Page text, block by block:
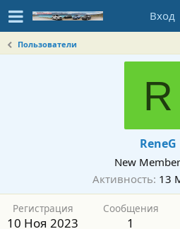
Вход
Пользователи
R
ReneG
New Member
Активность 13
Регистрация
10 Ноя 2023
Сообщения
1